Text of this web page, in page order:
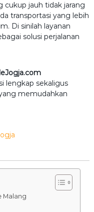
cukup jauh tidak jarang
transportasi yang lebih
Di sinilah layanan
solusi perjalanan
lengkap sekaligus
memudahkan
Malang